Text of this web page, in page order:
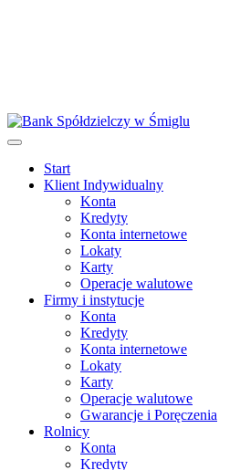
Start
Klient Indywidualny
Konta
Kredyty
Konta internetowe
Lokaty
Karty
Operacje walutowe
Firmy i instytucje
Konta
Kredyty
Konta internetowe
Lokaty
Karty
Operacje walutowe
Gwarancje i Poręczenia
Rolnicy
Konta
Kredyty